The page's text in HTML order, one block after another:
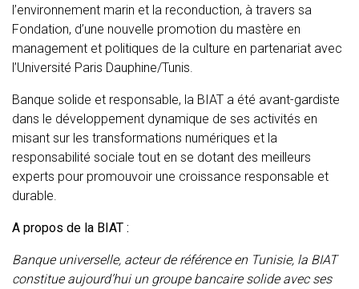
l’environnement marin et la reconduction, à travers sa
Fondation, d’une nouvelle promotion du mastère en
management et politiques de la culture en partenariat avec
l’Université Paris Dauphine/Tunis.
Banque solide et responsable, la BIAT a été avant-gardiste
dans le développement dynamique de ses activités en
misant sur les transformations numériques et la
responsabilité sociale tout en se dotant des meilleurs
experts pour promouvoir une croissance responsable et
durable.
A propos de la BIAT :
Banque universelle, acteur de référence en Tunisie, la BIAT
constitue aujourd’hui un groupe bancaire solide avec ses